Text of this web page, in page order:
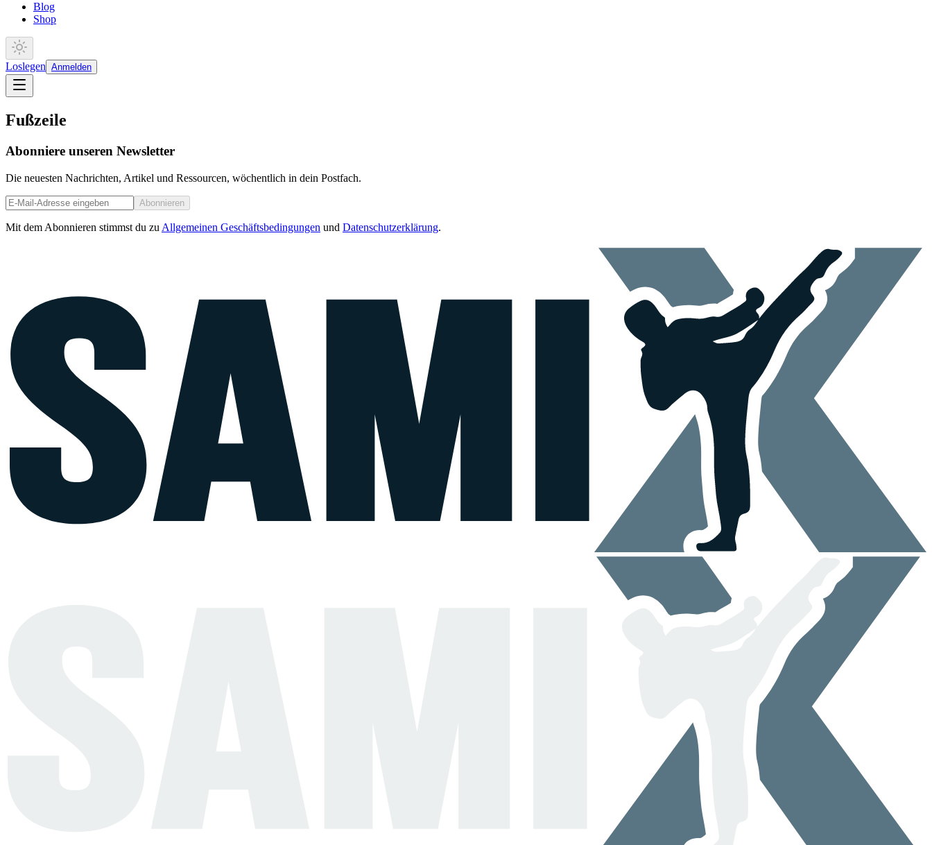
Blog
Shop
Loslegen Anmelden
Fußzeile
Abonniere unseren Newsletter
Die neuesten Nachrichten, Artikel und Ressourcen, wöchentlich in dein Postfach.
Abonnieren
Mit dem Abonnieren stimmst du zu Allgemeinen Geschäftsbedingungen und Datenschutzerklärung.